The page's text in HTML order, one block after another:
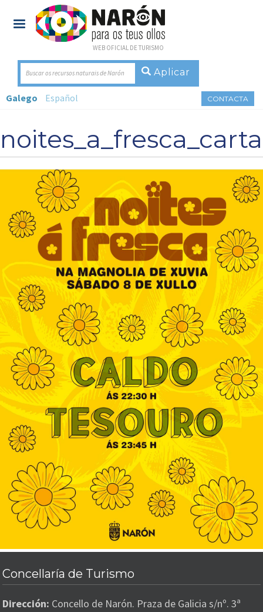
WEB OFICIAL DE TURISMO
Buscar os recursos naturais de Narón
CONTACTA
Galego Español
Concellaría de Turismo
Dirección: Concello de Narón. Praza de Galicia s/nº. 3ª